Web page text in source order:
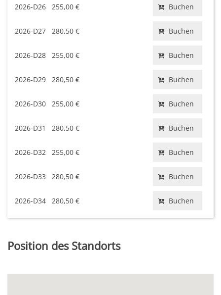
2026-D26 255,00 € Buchen
2026-D27 280,50 € Buchen
2026-D28 255,00 € Buchen
2026-D29 280,50 € Buchen
2026-D30 255,00 € Buchen
2026-D31 280,50 € Buchen
2026-D32 255,00 € Buchen
2026-D33 280,50 € Buchen
2026-D34 280,50 € Buchen
Position des Standorts